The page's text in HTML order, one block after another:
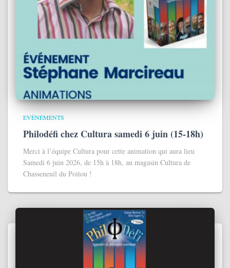
EVÉNEMENTS
Philodéfi chez Cultura samedi 6 juin (15-18h)
Merci à l’équipe Cultura pour cette animation qui aura lieu
Samedi 6 juin 2026, de 15h à 18h, au magasin Cultura de
Chasseneuil du Poitou !